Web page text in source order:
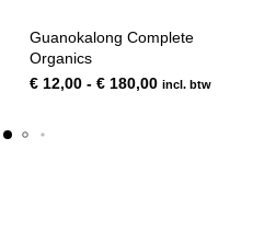
product
Guanokalong Complete
Organics
€ 12,00 - € 180,00Prijsklasse:
incl. btw